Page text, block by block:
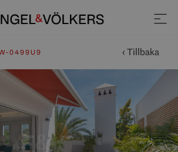
0499U9 ‹ Tillbaka